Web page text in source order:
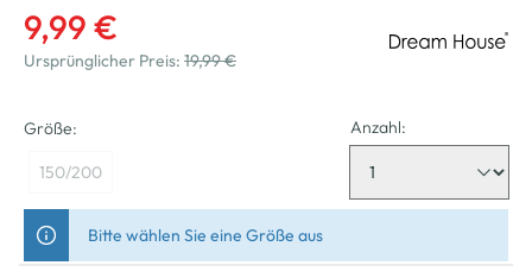
9,99 €
Ursprünglicher Preis: 19,99 €
Größe:
150/200
Anzahl:
Bitte wählen Sie eine Größe aus